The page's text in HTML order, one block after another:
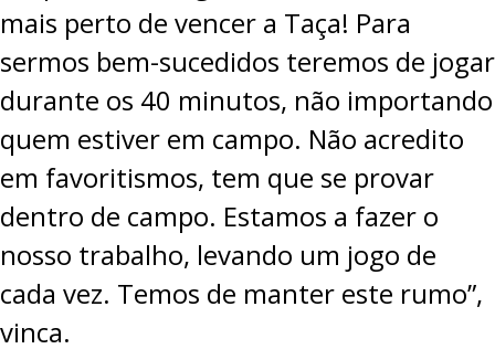
mais perto de vencer a Taça! Para
sermos bem-sucedidos teremos de jogar
durante os 40 minutos, não importando
quem estiver em campo. Não acredito
em favoritismos, tem que se provar
dentro de campo. Estamos a fazer o
nosso trabalho, levando um jogo de
cada vez. Temos de manter este rumo”,
vinca.